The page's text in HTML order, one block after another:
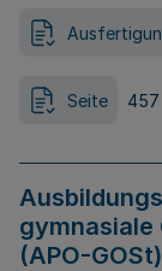
Seite 457
gymnasiale
(APO-GOSt)